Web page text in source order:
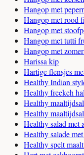
Hangop met
Hangop met rood
Hangop met
Hangop met tutti
Hangop met
Harissa kip
Hartige flensjes
Healthy Indian
Healthy freekeh
Healthy
Healthy
Healthy salad met
Healthy salade
Healthy spelt